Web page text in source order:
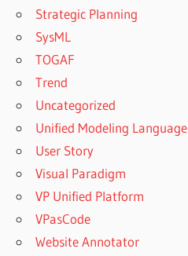
Strategic Planning
SysML
TOGAF
Trend
Uncategorized
Unified Modeling Language
User Story
Visual Paradigm
VP Unified Platform
VPasCode
Website Annotator